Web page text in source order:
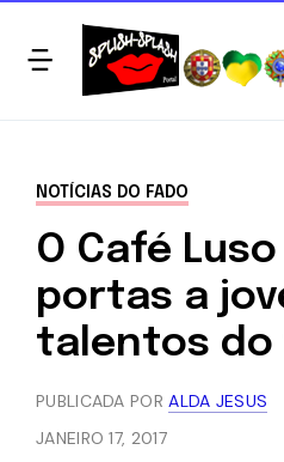
NOTÍCIAS DO FADO
O Café
portas a
talentos do
PUBLICADA PORALDA JESUS
JANEIRO 17, 2017